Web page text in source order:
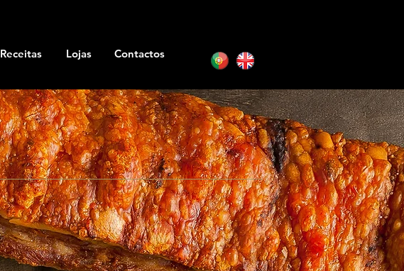
Receitas Lojas Contactos